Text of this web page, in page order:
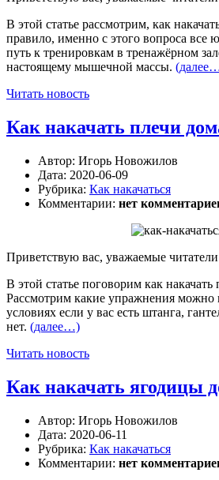
В этой статье рассмотрим, как
правило, именно с этого вопроса все
путь к тренировкам в тренажёрном
настоящему мышечной массы.
Читать новость
Как накачать плечи
Автор: Игорь Новожилов
Дата: 2020-06-09
Рубрика: Как накачаться
Комментарии: нет
Приветствую вас, уважаемые
В этой статье поговорим как накачать
Рассмотрим какие упражнения
условиях если у вас есть штанга,
нет. (далее…)
Читать новость
Как накачать ягодицы
Автор: Игорь Новожилов
Дата: 2020-06-11
Рубрика: Как накачаться
Комментарии: нет